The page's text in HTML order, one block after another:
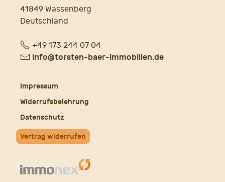
41849 Wassenberg
Deutschland
Fon+49 173 244 07 04
E- info@torsten-baer-immobilien.de
Impressum
Widerrufsbelehrung
Datenschutz
Vertrag widerrufen